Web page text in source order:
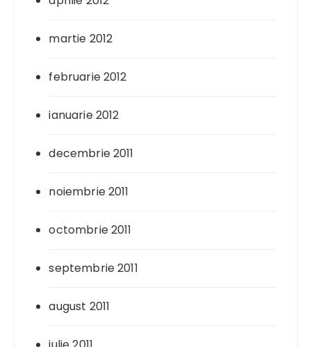
martie 2012
februarie 2012
ianuarie 2012
decembrie 2011
noiembrie 2011
octombrie 2011
septembrie 2011
august 2011